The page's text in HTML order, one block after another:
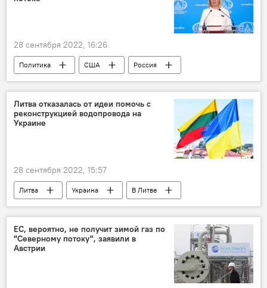
28 сентября 2022, 16:26
Политика США
Россия
МИД РФ
В России Джо Байден
Литва отказалась от идеи помочь с
реконструкцией водопровода на
Украине
28 сентября 2022, 15:57
Литва Украина
В Литве
Экономика
водопровод вода
ЕС, вероятно, не получит зимой газ по
"Северному потоку", заявили в
Австрии